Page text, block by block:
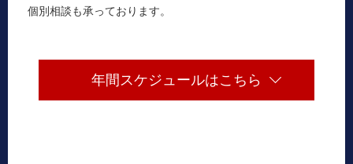
個別相談も承っております。
年間スケジュールはこちら